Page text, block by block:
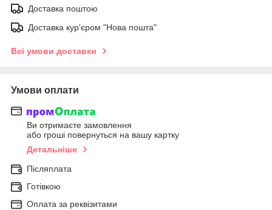
Доставка поштою
Доставка кур'єром "Нова пошта"
Всі умови доставки
Умови оплати
Ви отримаєте замовлення
або гроші повернуться на вашу картку
Детальніше
Післяплата
Готівкою
Оплата за реквізитами